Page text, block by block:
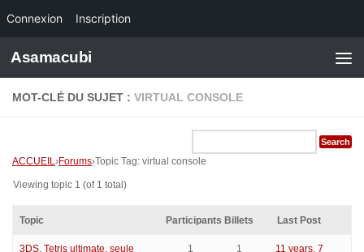
Connexion Inscription
Skip to content
Asamacubi
MOT-CLÉ DU SUJET : VIRTUAL CONSOLE
ACCUEIL›Forums›Topic Tag: virtual console
Viewing topic 1 (of 1 total)
Topic Participants Billets Last Post
3DS. Tetris ultimate, seule
1 1
11 years, 7